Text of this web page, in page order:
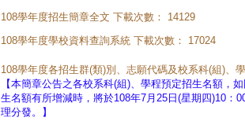
108學年度招生簡章全文 下載次數：
14129
108學年度學校資料查詢系統 下載次數： 17024
108學年度各招生群(類)別、志願代碼及校系科(組)、
【本簡章公告之各校系科(組)、學程預定招生名額，
生名額有所增減時，將於108年7月25日(星期四)10：
理分發。】